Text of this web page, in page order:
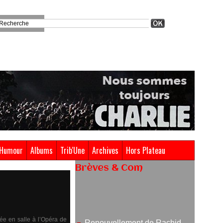
Humour Albums Trib'Une Archives Hors Plateau
en salle à l’Opéra de
Brèves & Com
05/08/2026